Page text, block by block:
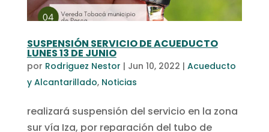
SUSPENSIÓN SERVICIO DE ACUEDUCTO
LUNES 13 DE JUNIO
por Rodriguez Nestor | Jun 10, 2022 | Acueducto
y Alcantarillado, Noticias
realizará suspensión del servicio en la zona
sur vía Iza, por reparación del tubo de